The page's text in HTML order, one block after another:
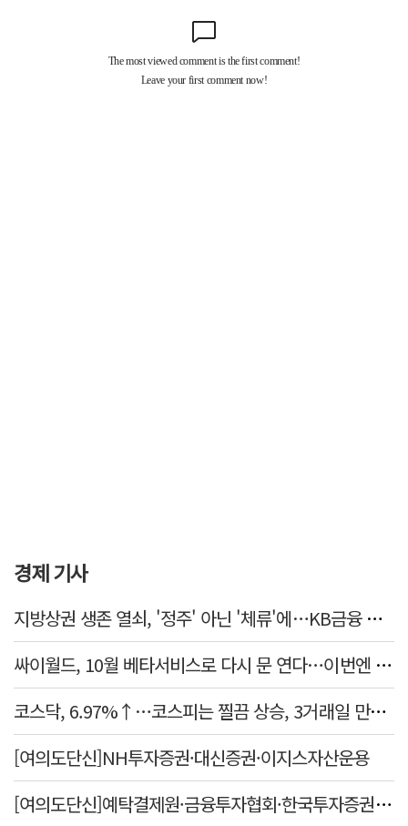
경제 기사
지방상권 생존 열쇠, '정주' 아닌 '체류'에…KB금융 데이터로 본 소상공인 경제
싸이월드, 10월 베타서비스로 다시 문 연다…이번엔 진짜 부활할까
코스닥, 6.97%↑…코스피는 찔끔 상승, 3거래일 만에 반등
[여의도단신]NH투자증권·대신증권·이지스자산운용
[여의도단신]예탁결제원·금융투자협회·한국투자증권·미래에셋증권